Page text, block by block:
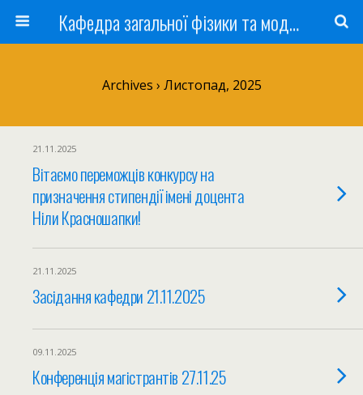
Кафедра загальної фізики та моделювання фізичних процесів
Archives › Листопад, 2025
21.11.2025
Вітаємо переможців конкурсу на
призначення стипендії імені доцента
Ніли Красношапки!
21.11.2025
Засідання кафедри 21.11.2025
09.11.2025
Конференція магістрантів 27.11.25